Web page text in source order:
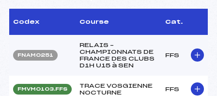
Codex Course Cat.
FNAM0251
RELAIS –
CHAMPIONNATS DE
FRANCE DES CLUBS
D1H U15 à SEN
FFS
FMVM0103.FFS
TRACE VOSGIENNE
NOCTURNE
FFS